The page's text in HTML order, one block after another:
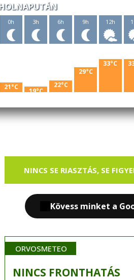
HOLNAPUTÁN
0h
21°C
3h
19°C
6h
22°C
9h
29°C
12h
33°C
NINCS SE RIASZTÁS, SE
Kövess minket a
ORVOSMETEO
NINCS FRONTHATÁS